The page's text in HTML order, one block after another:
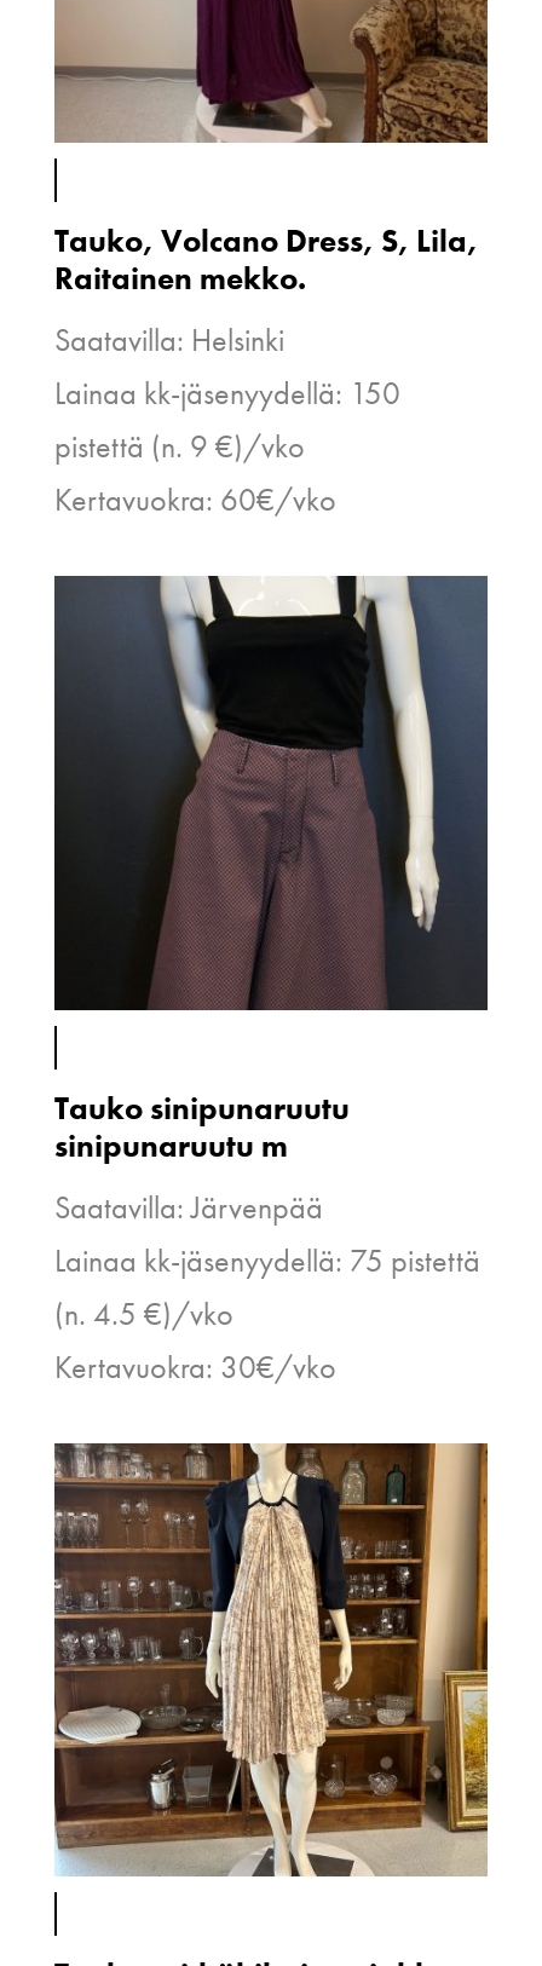
Tauko, Volcano Dress, S, Lila,
Raitainen mekko.
Saatavilla: Helsinki
Lainaa kk-jäsenyydellä: 150
pistettä (n. 9 €)/vko
Kertavuokra: 60€/vko
Tauko sinipunaruutu
sinipunaruutu m
Saatavilla: Järvenpää
Lainaa kk-jäsenyydellä: 75 pistettä
(n. 4.5 €)/vko
Kertavuokra: 30€/vko